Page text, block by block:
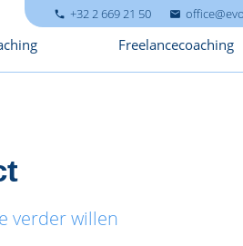
local_phone +32 2 669 21 50 mail
Freelancecoaching
verder willen